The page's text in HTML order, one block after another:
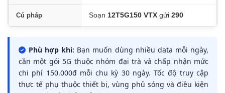
Cú pháp Soạn 12T5G150 VTX gửi 290
Phù hợp khi: Bạn muốn dùng nhiều data mỗi ngày,
cần một gói 5G thuộc nhóm đại trà và chấp nhận mức
chi phí 150.000đ mỗi chu kỳ 30 ngày. Tốc độ truy cập
thực tế phụ thuộc thiết bị, vùng phủ sóng và điều kiện